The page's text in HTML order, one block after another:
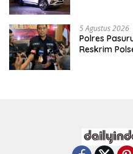
5 Agustus 2026
Polres
Reskrim